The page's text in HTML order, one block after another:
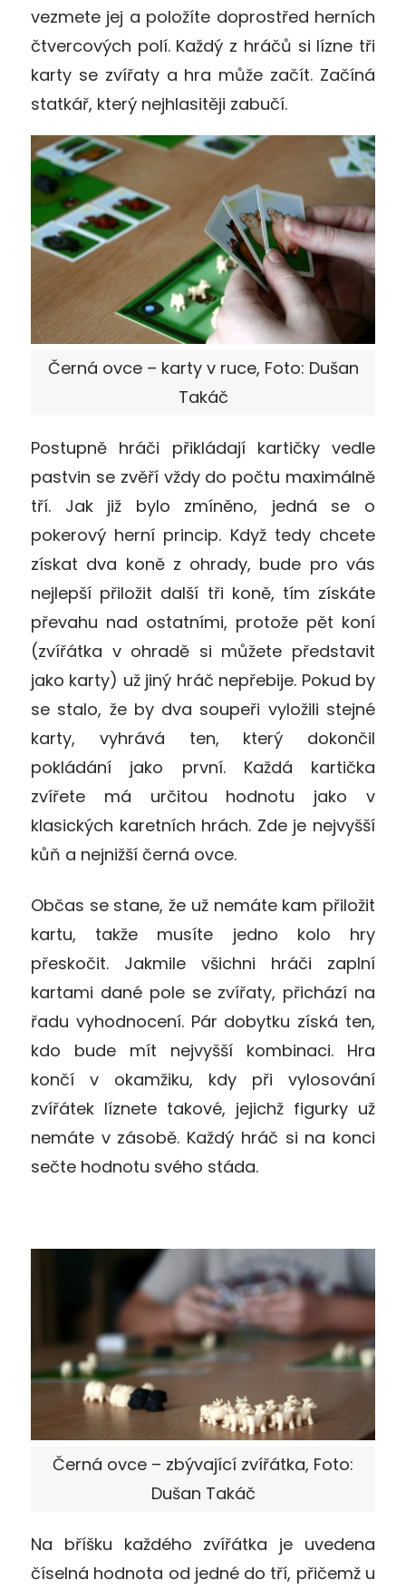
vezmete jej a položíte doprostřed herních
čtvercových polí. Každý z hráčů si lízne tři
karty se zvířaty a hra může začít. Začíná
statkář, který nejhlasitěji zabučí.
Černá ovce – karty v ruce, Foto: Dušan
Takáč
Postupně hráči přikládají kartičky vedle
pastvin se zvěří vždy do počtu maximálně
tří. Jak již bylo zmíněno, jedná se o
pokerový herní princip. Když tedy chcete
získat dva koně z ohrady, bude pro vás
nejlepší přiložit další tři koně, tím získáte
převahu nad ostatními, protože pět koní
(zvířátka v ohradě si můžete představit
jako karty) už jiný hráč nepřebije. Pokud by
se stalo, že by dva soupeři vyložili stejné
karty, vyhrává ten, který dokončil
pokládání jako první. Každá kartička
zvířete má určitou hodnotu jako v
klasických karetních hrách. Zde je nejvyšší
kůň a nejnižší černá ovce.
Občas se stane, že už nemáte kam přiložit
kartu, takže musíte jedno kolo hry
přeskočit. Jakmile všichni hráči zaplní
kartami dané pole se zvířaty, přichází na
řadu vyhodnocení. Pár dobytku získá ten,
kdo bude mít nejvyšší kombinaci. Hra
končí v okamžiku, kdy při vylosování
zvířátek líznete takové, jejichž figurky už
nemáte v zásobě. Každý hráč si na konci
sečte hodnotu svého stáda.
Černá ovce – zbývající zvířátka, Foto:
Dušan Takáč
Na bříšku každého zvířátka je uvedena
číselná hodnota od jedné do tří, přičemž u